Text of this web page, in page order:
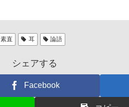
素直 耳 論語
シェアする
Facebook